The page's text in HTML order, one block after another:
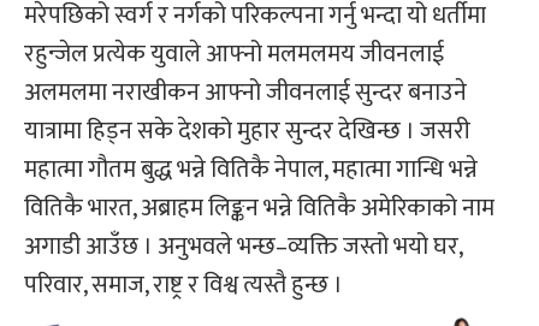
मरेपछिको स्वर्ग र नर्गको परिकल्पना गर्नु भन्दा यो धर्तीमा
रहुन्जेल प्रत्येक युवाले आफ्नो मलमलमय जीवनलाई
अलमलमा नराखीकन आफ्नो जीवनलाई सुन्दर बनाउने
यात्रामा हिड्न सके देशको मुहार सुन्दर देखिन्छ । जसरी
महात्मा गौतम बुद्ध भन्ने वितिकै नेपाल, महात्मा गान्धि भन्ने
वितिकै भारत, अब्राहम लिङ्कन भन्ने वितिकै अमेरिकाको नाम
अगाडी आउँछ । अनुभवले भन्छ–व्यक्ति जस्तो भयो घर,
परिवार, समाज, राष्ट्र र विश्व त्यस्तै हुन्छ ।